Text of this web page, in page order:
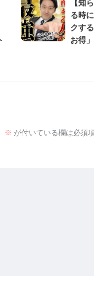
【知
る時
クす
お得
※ が付いている欄は必須